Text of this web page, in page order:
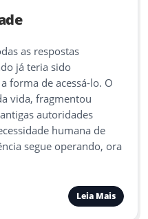
as respostas
já teria sido
forma de acessá-lo. O
vida, fragmentou
autoridades
humana de
segue operando, ora
Leia Mais